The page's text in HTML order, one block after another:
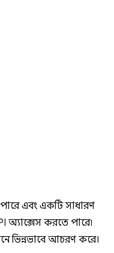
এবং একটি সাধারণ
অ্যাক্সেস করতে পারে৷
ভিন্নভাবে আচরণ করে।